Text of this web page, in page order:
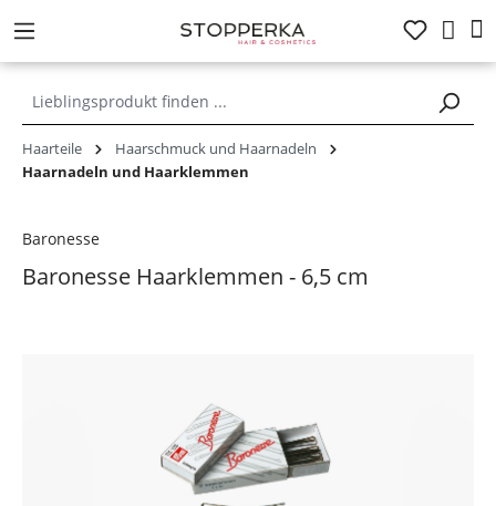
springen
Haarteile
Haarschmuck und Haarnadeln
Haarnadeln und Haarklemmen
Baronesse Haarklemmen - 6,5 cm
Baronesse